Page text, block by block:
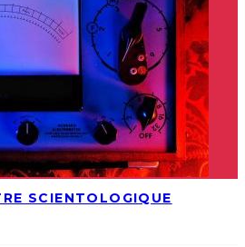
SCIENTOLOGIQUE